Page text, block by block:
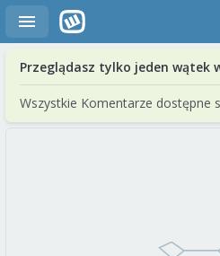
Przeglądasz tylko jeden wątek
Wszystkie Komentarze dostępne